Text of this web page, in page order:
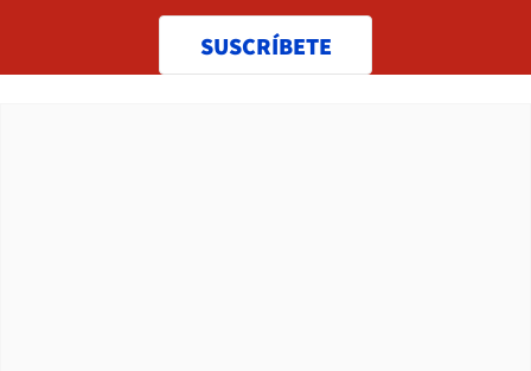
SUSCRÍBETE